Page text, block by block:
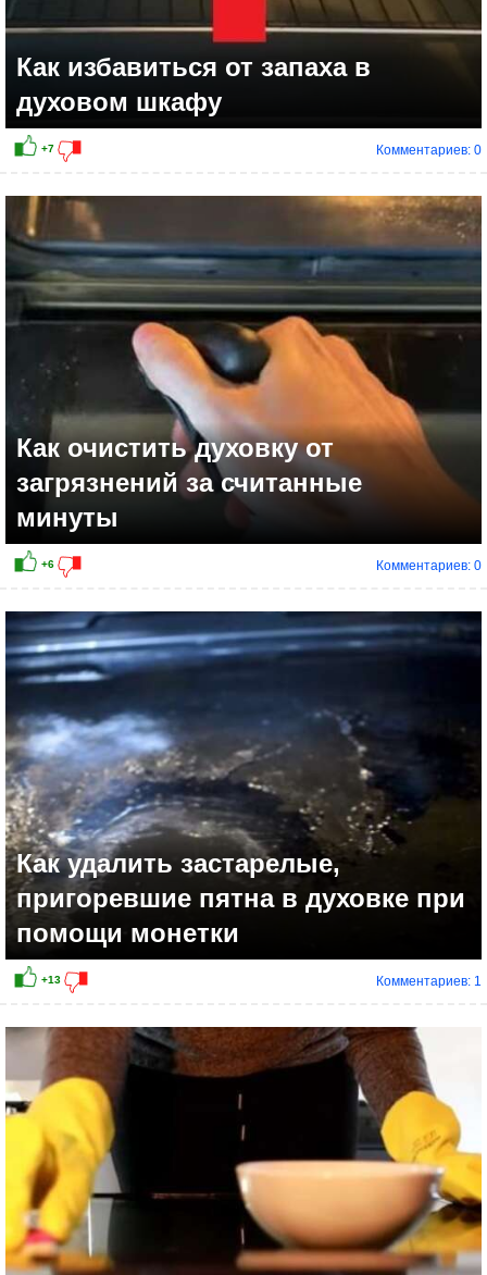
+3
Как избавиться от запаха в
духовом шкафу
Комментариев: 0
Как очистить духовку от
загрязнений за считанные
минуты
Комментариев: 0
Как удалить застарелые,
пригоревшие пятна в духовке при
помощи монетки
Комментариев: 1